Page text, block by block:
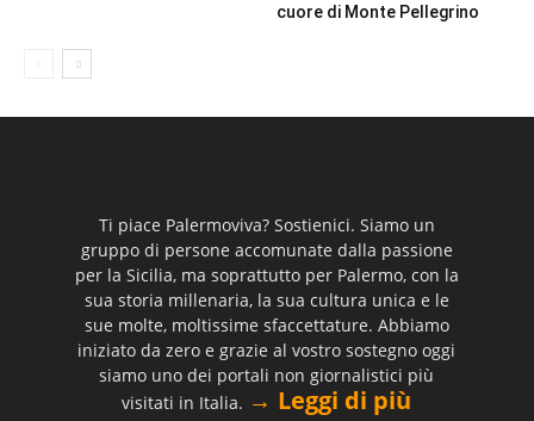
cuore di Monte Pellegrino
Ti piace Palermoviva? Sostienici. Siamo un
gruppo di persone accomunate dalla passione
per la Sicilia, ma soprattutto per Palermo, con la
sua storia millenaria, la sua cultura unica e le
sue molte, moltissime sfaccettature. Abbiamo
iniziato da zero e grazie al vostro sostegno oggi
siamo uno dei portali non giornalistici più
visitati in Italia. → Leggi di più